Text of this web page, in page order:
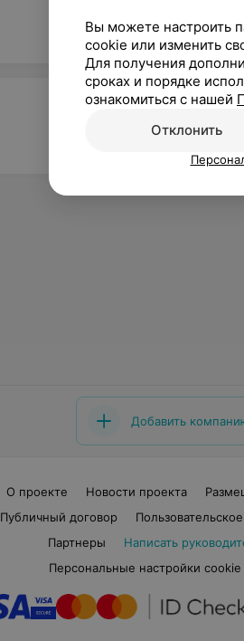
Добавить
О проекте Новости проекта
Публичный договор
Партнеры
Написать
Персональные настройки cookie
Вы можете настроить
cookie или изменить
Для получения
сроках и порядке
ознакомиться с нашей
Отклонить